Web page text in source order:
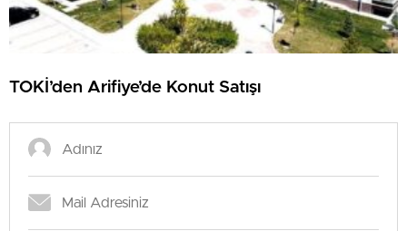
TOKİ’den Arifiye’de Konut Satışı